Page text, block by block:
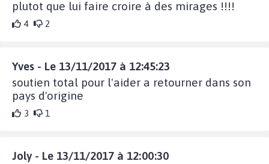
plutot que lui faire croire à des mirages !!!!
4 2
Yves - Le 13/11/2017 à 12:45:23
soutien total pour l'aider a retourner dans son
pays d'origine
3 1
Joly - Le 13/11/2017 à 12:00:30